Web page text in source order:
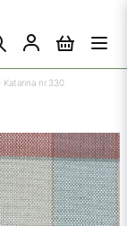
nr.330